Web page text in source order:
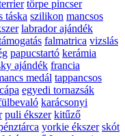
törpe pincser
táska szilikon mancsos
labrador ajándék
falmatrica vizslás
papucstartó kerámia
ajándék francia
medál tappancsos
egyedi tornazsák
karácsonyi
puli ékszer kitűző
yorkie ékszer skót